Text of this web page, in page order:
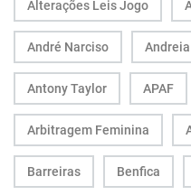
Alterações Leis Jogo
André Narciso
Antony Taylor APAF
Arbitragem Feminina
Barreiras Benfica